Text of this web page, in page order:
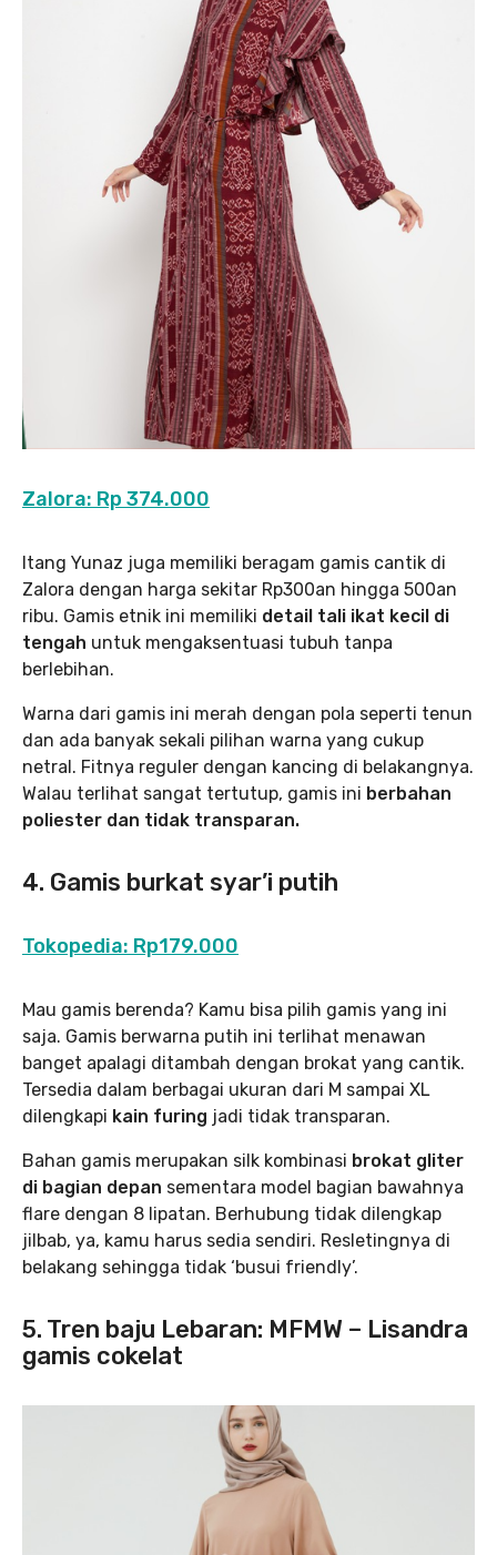
Zalora: Rp 374.000
Itang Yunaz juga memiliki beragam gamis cantik di
Zalora dengan harga sekitar Rp300an hingga 500an
ribu. Gamis etnik ini memiliki detail tali ikat kecil di
tengah untuk mengaksentuasi tubuh tanpa
berlebihan.
Warna dari gamis ini merah dengan pola seperti tenun
dan ada banyak sekali pilihan warna yang cukup
netral. Fitnya reguler dengan kancing di belakangnya.
Walau terlihat sangat tertutup, gamis ini berbahan
poliester dan tidak transparan.
4. Gamis burkat syar’i putih
Tokopedia: Rp179.000
Mau gamis berenda? Kamu bisa pilih gamis yang ini
saja. Gamis berwarna putih ini terlihat menawan
banget apalagi ditambah dengan brokat yang cantik.
Tersedia dalam berbagai ukuran dari M sampai XL
dilengkapi kain furing jadi tidak transparan.
Bahan gamis merupakan silk kombinasi brokat gliter
di bagian depan sementara model bagian bawahnya
flare dengan 8 lipatan. Berhubung tidak dilengkap
jilbab, ya, kamu harus sedia sendiri. Resletingnya di
belakang sehingga tidak ‘busui friendly’.
5. Tren baju Lebaran: MFMW – Lisandra
gamis cokelat